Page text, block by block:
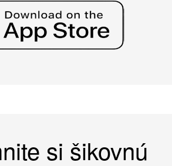
si šikovnú